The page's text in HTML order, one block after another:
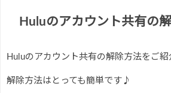
Huluのアカウント共有の
Huluのアカウント共有の解除方法をご紹
解除方法はとっても簡単です♪